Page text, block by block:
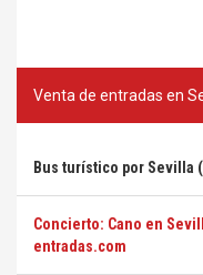
Venta de entradas en
Bus turístico por Sevilla
Concierto: Cano en
entradas.com